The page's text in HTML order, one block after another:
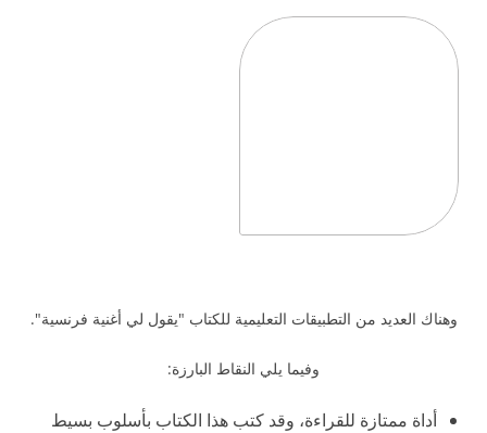
وهناك العديد من التطبيقات التعليمية للكتاب "يقول لي أغنية فرنسية".
وفيما يلي النقاط البارزة:
أداة ممتازة للقراءة، وقد كتب هذا الكتاب بأسلوب بسيط